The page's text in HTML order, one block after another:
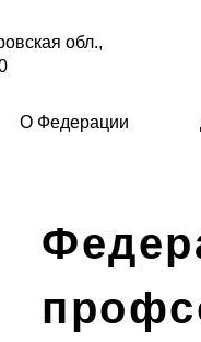
обл.,
О Федерации